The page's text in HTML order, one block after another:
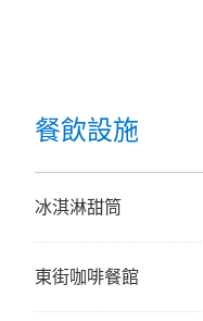
餐飲設施
冰淇淋甜筒
東街咖啡餐館